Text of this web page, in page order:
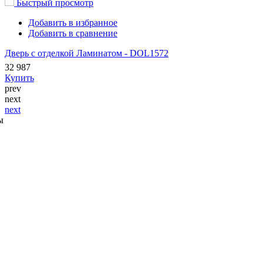
Быстрый просмотр
Добавить в избранное
Добавить в сравнение
Дверь с отделкой Ламинатом - DOL1572
32 987
Купить
prev
next
next